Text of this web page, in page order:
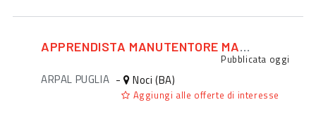
APPRENDISTA MANUTENTORE MACCHINARI
Pubblicata oggi
ARPAL PUGLIA - Noci (BA)
Aggiungi alle offerte di interesse